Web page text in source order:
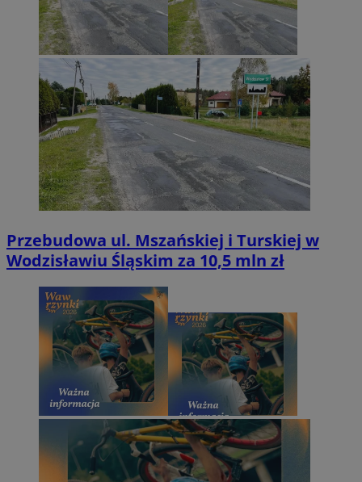
Przebudowa ul. Mszańskiej i Turskiej w
Wodzisławiu Śląskim za 10,5 mln zł